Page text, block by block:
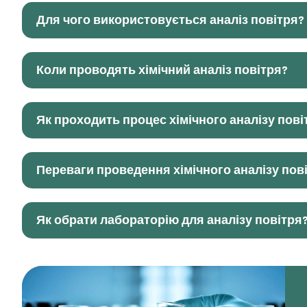
Для чого використовується аналіз повітря?
Коли проводять хімічний аналіз повітря?
Як проходить процес хімічного аналізу
Переваги проведення хімічного аналізу
Як обрати лабораторію для аналізу повітря?